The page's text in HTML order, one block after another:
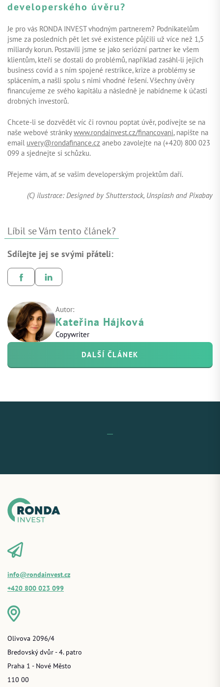
developerského úvěru?
Je pro vás RONDA INVEST vhodným partnerem? Podnikatelům
jsme za posledních pět let své existence půjčili už více než 1,5
miliardy korun. Postavili jsme se jako seriózní partner ke všem
klientům, kteří se dostali do problémů, například zasáhl-li jejich
business covid a s ním spojené restrikce, krize a problémy se
splácením, a našli spolu s nimi vhodné řešení. Všechny úvěry
financujeme ze svého kapitálu a následně je nabídneme k účasti
drobných investorů.
Chcete-li se dozvědět víc či rovnou poptat úvěr, podívejte se na
naše webové stránkywww.rondainvest.cz/financovani, napište na
email uvery@rondafinance.cz anebo zavolejte na (+420) 800 023
099 a sjednejte si schůzku.
Přejeme vám, ať se vašim developerským projektům daří.
(C) ilustrace: Designed by Shutterstock, Unsplash and Pixabay
Líbil se Vám tento článek?
Sdílejte jej se svými přáteli:
DALŠÍ ČLÁNEK
Autor:
Kateřina Hájková
Copywriter
info@rondainvest.cz
+420 800 023 099
Olivova 2096/4
Bredovský dvůr - 4. patro
Praha 1 - Nové Město
110 00